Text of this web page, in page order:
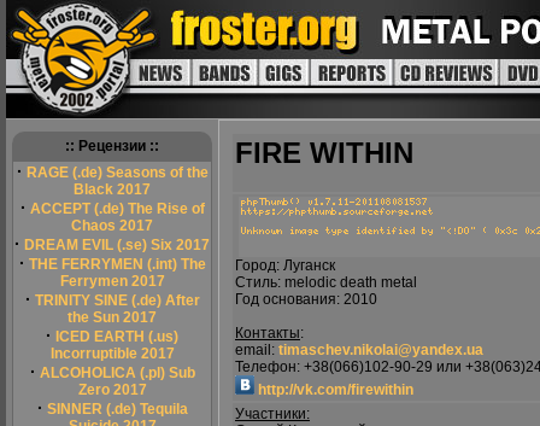
:: Рецензии ::
· RAGE (.de) Seasons of the
Black 2017
· ACCEPT (.de) The Rise of
Chaos 2017
· DREAM EVIL (.se) Six 2017
· THE FERRYMEN (.int) The
Ferrymen 2017
· TRINITY SINE (.de) After
the Sun 2017
· ICED EARTH (.us)
Incorruptible 2017
· ALCOHOLICA (.pl) Sub
Zero 2017
· SINNER (.de) Tequila
FIRE WITHIN
Город: Луганск
Стиль: melodic death metal
Год основания: 2010
Контакты:
email: timaschev.nikolai@yandex.ua
Телефон: +38(066)102-90-29 или
http://vk.com/firewithin
Участники: